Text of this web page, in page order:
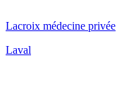
Lacroix médecine privée
Laval